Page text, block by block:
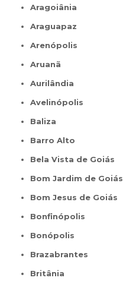
Aragoiânia
Araguapaz
Arenópolis
Aruanã
Aurilândia
Avelinópolis
Baliza
Barro Alto
Bela Vista de Goiás
Bom Jardim de Goiás
Bom Jesus de Goiás
Bonfinópolis
Bonópolis
Brazabrantes
Britânia